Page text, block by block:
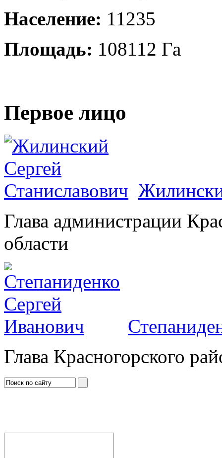
Население: 11235
Площадь: 108112 Га
Первое лицо
Глава администрации
области
Глава Красногорского